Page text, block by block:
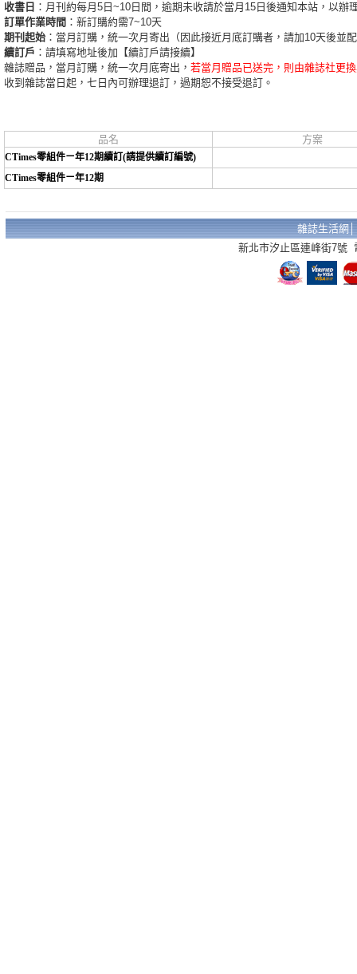
收書日 ：月刊約每月5日~10日間，逾期未收請於當月15日後通知本站，以辦
訂單作業時間 ：新訂購約需7~10天
期刊起始 ：當月訂購，統一次月寄出（因此接近月底訂購者，請加10天後並
續訂戶 ：請填寫地址後加【續訂戶請接續】
雜誌贈品，當月訂購，統一次月底寄出， 若當月贈品已送完，則由雜誌社更
收到雜誌當日起，七日內可辦理退訂，過期恕不接受退訂。
品名 方案
CTimes零組件ㄧ年12期續訂(請提供續訂編號)
CTimes零組件ㄧ年12期
雜誌生活網
新北市汐止區連峰街7號